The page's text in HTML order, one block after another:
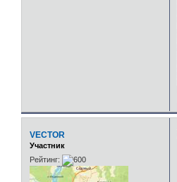
VECTOR
Участник
Рейтинг: